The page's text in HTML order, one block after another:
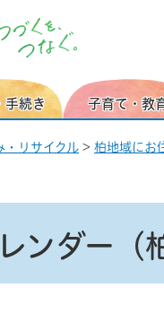
手続き 子育て・教
・リサイクル > 柏地域にお
ンダー（